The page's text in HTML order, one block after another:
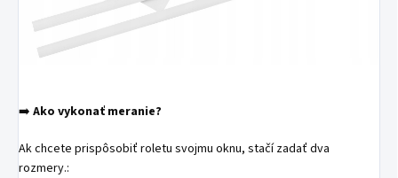
➡️ Ako vykonať meranie?
Ak chcete prispôsobiť roletu svojmu oknu, stačí zadať dva
rozmery.: